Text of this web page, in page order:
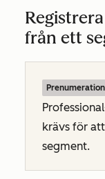
från ett
krävs för
segment.